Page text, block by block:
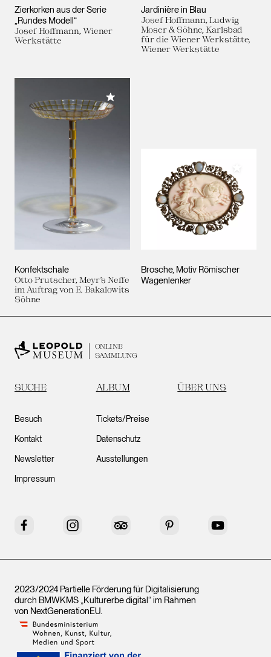
Zierkorken aus der Serie
„Rundes Modell“
Josef Hoffmann, Wiener
Werkstätte
Jardinière in Blau
Josef Hoffmann, Ludwig
Moser & Söhne, Karlsbad
für die Wiener Werkstätte,
Wiener Werkstätte
Konfektschale
Otto Prutscher, Meyr’s Neffe
im Auftrag von E. Bakalowits
Söhne
Meiner Sammlung hinzufügen
Brosche, Motiv Römischer
Wagenlenker
Meiner
ONLINE
SAMMLUNG
SUCHE ALBUM ÜBER UNS
Besuch
Kontakt
Newsletter
Impressum
Tickets/Preise
Datenschutz
Ausstellungen
Facebook Instagram Tripadvisor Pinterest YouTube
2023/2024 Partielle Förderung für Digitalisierung
durch BMWKMS „Kulturerbe digital“ im Rahmen
von NextGenerationEU.